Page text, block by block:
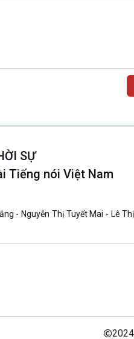
SỰ
Tiếng nói Việt Nam
- Nguyễn Thị Tuyết Mai - Lê